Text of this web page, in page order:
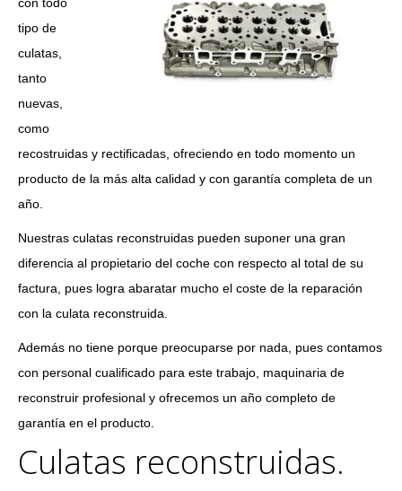
tipo de
culatas,
tanto
nuevas,
como
recostruidas y rectificadas, ofreciendo en todo momento un
producto de la más alta calidad y con garantía completa de un
año.
Nuestras culatas reconstruidas pueden suponer una gran
diferencia al propietario del coche con respecto al total de su
factura, pues logra abaratar mucho el coste de la reparación
con la culata reconstruida.
Además no tiene porque preocuparse por nada, pues contamos
con personal cualificado para este trabajo, maquinaria de
reconstruir profesional y ofrecemos un año completo de
garantía en el producto.
Culatas reconstruidas.